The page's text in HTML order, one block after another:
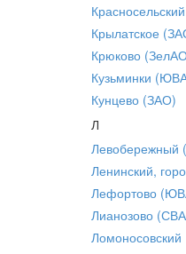
Крылатское
Крюково
Кузьминки
Кунцево (ЗАО)
Л
Ленинский,
Лефортово
Лианозово